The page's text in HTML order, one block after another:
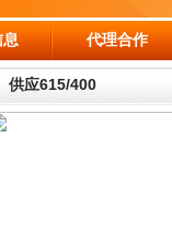
代理合作
供应615/400